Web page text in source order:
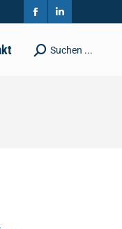
Facebook
page
Linkedin
page
Search:
Suchen ...
in
new
in